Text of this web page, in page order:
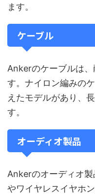
ます。
ケーブル
Ankerのケーブルは
す。ナイロン編みの
えたモデルがあり、
す。
オーディオ製品
Ankerのオーディオ
やワイヤレスイヤホ